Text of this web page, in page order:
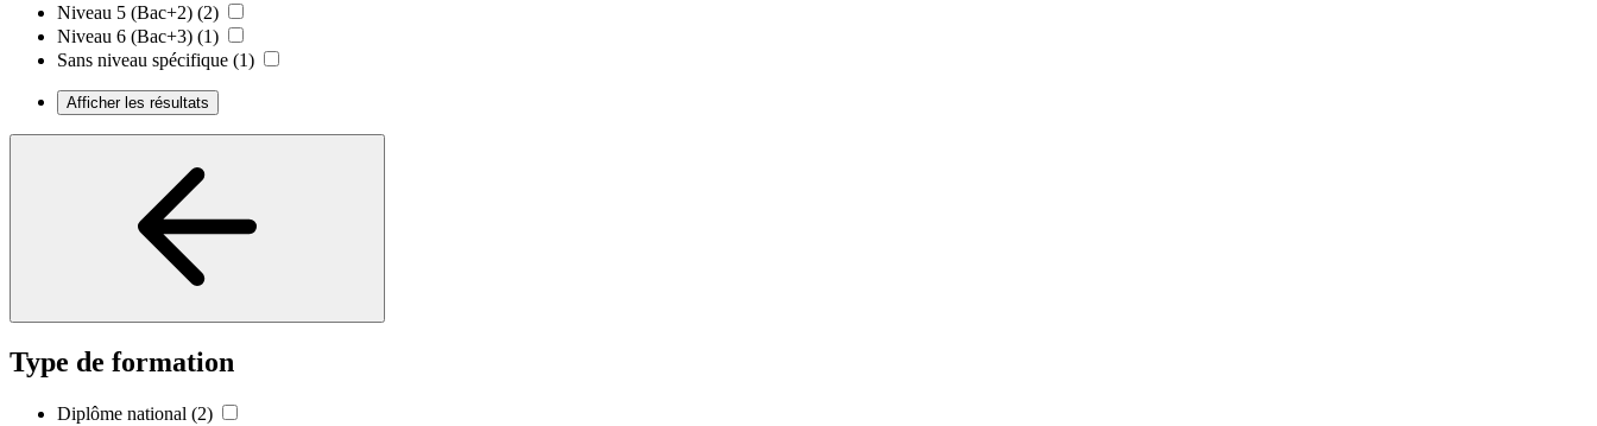
Niveau 5 (Bac+2) (2)
Niveau 6 (Bac+3) (1)
Sans niveau spécifique (1)
Afficher les résultats
Type de formation
Diplôme national (2)